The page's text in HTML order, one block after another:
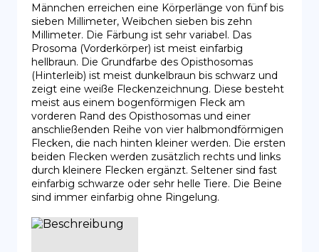
Männchen erreichen eine Körperlänge von fünf bis
sieben Millimeter, Weibchen sieben bis zehn
Millimeter. Die Färbung ist sehr variabel. Das
Prosoma (Vorderkörper) ist meist einfarbig
hellbraun. Die Grundfarbe des Opisthosomas
(Hinterleib) ist meist dunkelbraun bis schwarz und
zeigt eine weiße Fleckenzeichnung. Diese besteht
meist aus einem bogenförmigen Fleck am
vorderen Rand des Opisthosomas und einer
anschließenden Reihe von vier halbmondförmigen
Flecken, die nach hinten kleiner werden. Die ersten
beiden Flecken werden zusätzlich rechts und links
durch kleinere Flecken ergänzt. Seltener sind fast
einfarbig schwarze oder sehr helle Tiere. Die Beine
sind immer einfarbig ohne Ringelung.